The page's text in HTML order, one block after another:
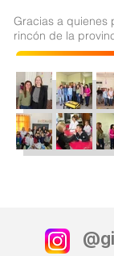
Gracias a quienes
rincón de la